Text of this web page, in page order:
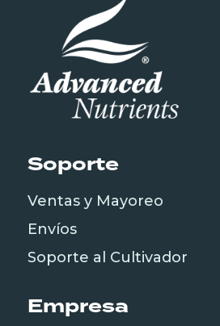
Soporte
Ventas y Mayoreo
Envíos
Soporte al Cultivador
Empresa